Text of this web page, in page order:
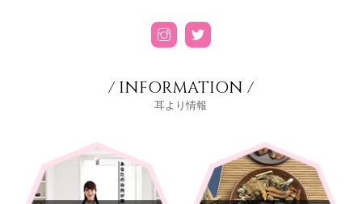
/ INFORMATION /
耳より情報